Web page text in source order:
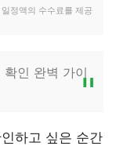
정액의 수수료를 제공
인 완벽 가이
하고 싶은 순간